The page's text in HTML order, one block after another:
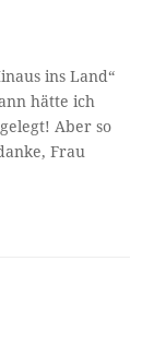
ins Land“
hätte ich
Aber so
Frau